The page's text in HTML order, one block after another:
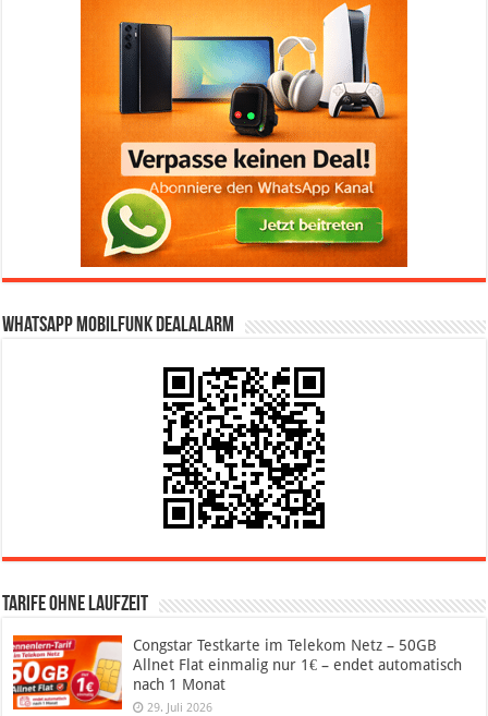
WhatsApp Mobilfunk DealAlarm
Tarife ohne Laufzeit
Congstar Testkarte im Telekom Netz – 50GB
Allnet Flat einmalig nur 1€ – endet automatisch
nach 1 Monat
29. Juli 2026